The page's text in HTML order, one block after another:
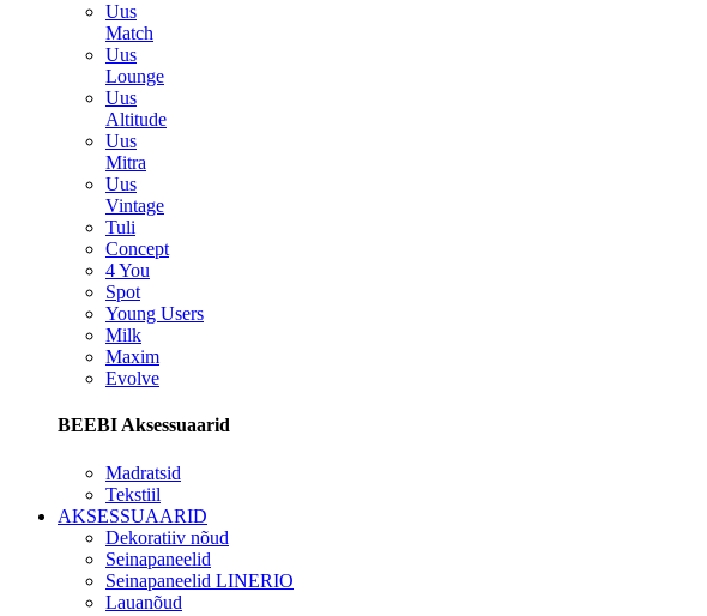
Uus
Match
Uus
Lounge
Uus
Altitude
Uus
Mitra
Uus
Vintage
Tuli
Concept
4 You
Spot
Young Users
Milk
Maxim
Evolve
BEEBI Aksessuaarid
Madratsid
Tekstiil
AKSESSUAARID
Dekoratiiv nõud
Seinapaneelid
Seinapaneelid LINERIO
Lauanõud